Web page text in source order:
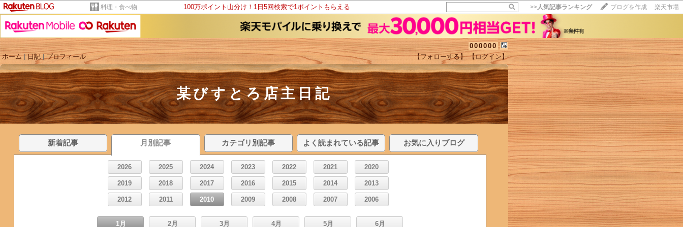
料理・食べ物 100万ポイント山分け！1日5回検索で1ポイントもらえる >>人気記事ランキング ブログを作成 楽天市場
000000
ホーム|日記|プロフィール 【フォローする】 【ログイン】
某びすとろ店主日記
新着記事 月別記事 カテゴリ別記事 よく読まれている記事 お気に入りブログ
2026 2025 2024 2023 2022 2021 2020
2019 2018 2017 2016 2015 2014 2013
2012 2011 2010 2009 2008 2007 2006
1月 2月 3月 4月 5月 6月